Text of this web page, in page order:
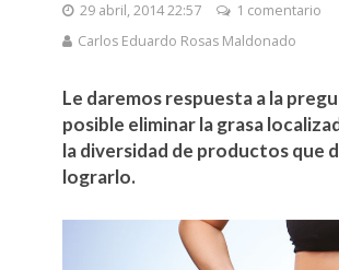
29 abril, 2014 22:57
1 comentario
Carlos Eduardo Rosas Maldonado
Le daremos respuesta a la
posible eliminar la grasa
la diversidad de productos que
lograrlo.